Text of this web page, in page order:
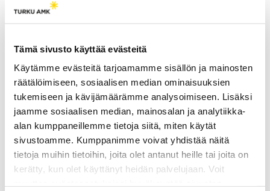
Tämä sivusto käyttää evästeitä
Käytämme evästeitä tarjoamamme sisällön ja mainosten
räätälöimiseen, sosiaalisen median ominaisuuksien
tukemiseen ja kävijämäärämme analysoimiseen. Lisäksi
jaamme sosiaalisen median, mainosalan ja analytiikka-
alan kumppaneillemme tietoja siitä, miten käytät
sivustoamme. Kumppanimme voivat yhdistää näitä
tietoja muihin tietoihin, joita olet antanut heille tai joita on
kerätty, kun olet käyttänyt heidän palvelujaan. Voit
keskuspankki ja korot
minuutissa
13.05.2026 PODCASTIT
Euroopan keskuspankki
vaikuttaa monen
suomalaisenkin raha-
asioihin. Kuitenkaan se ei ole
kaikille tuttu käsite. Mitä siis
euroopan keskuspankki